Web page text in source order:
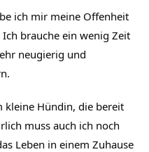
ich mir meine Offenheit
brauche ein wenig Zeit
neugierig und
kleine Hündin, die bereit
muss auch ich noch
Leben in einem Zuhause